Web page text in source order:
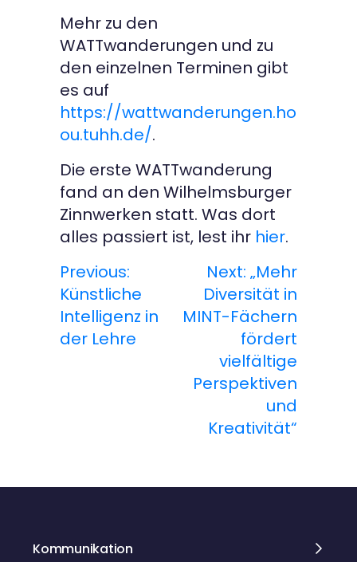
Mehr zu den
WATTwanderungen und zu
den einzelnen Terminen gibt
es auf
https://wattwanderungen.ho
ou.tuhh.de/.
Die erste WATTwanderung
fand an den Wilhelmsburger
Zinnwerken statt. Was dort
alles passiert ist, lest ihr hier.
B
e
i
g
Previous:
Künstliche
Intelligenz in
der Lehre
Next: „Mehr
Diversität in
MINT-Fächern
fördert
vielfältige
Perspektiven
und
Kreativität“
Kommunikation